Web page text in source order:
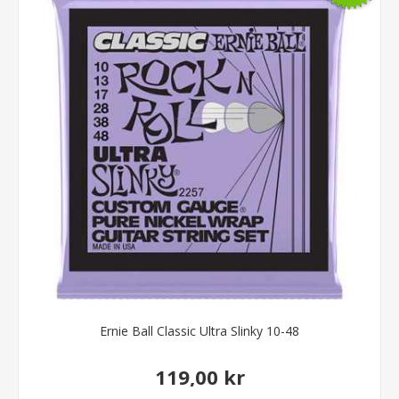
Ernie Ball Classic Ultra Slinky 10-48
119,00 kr